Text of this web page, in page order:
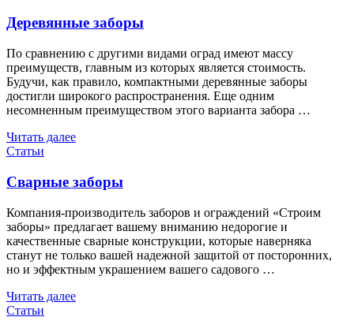
Деревянные заборы
По сравнению с другими видами оград имеют массу
преимуществ, главным из которых является стоимость.
Будучи, как правило, компактными деревянные заборы
достигли широкого распространения. Еще одним
несомненным преимуществом этого варианта забора …
Читать далее
Статьи
Сварные заборы
Компания-производитель заборов и ограждений «Строим
заборы» предлагает вашему вниманию недорогие и
качественные сварные конструкции, которые наверняка
станут не только вашей надежной защитой от посторонних,
но и эффектным украшением вашего садового …
Читать далее
Статьи